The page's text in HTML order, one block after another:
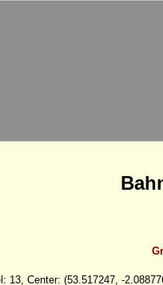
13, Center: (53.517247, -